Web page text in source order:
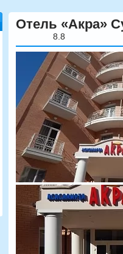
Светлана
+7 495 215 5755 доб.
+7 925-084-93-70
Отель «Акра»
8.8